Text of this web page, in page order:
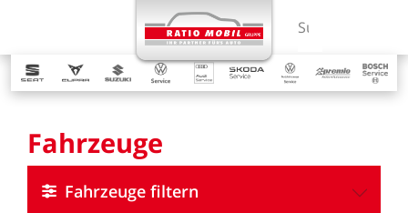
Suchbegriff
Fahrzeuge
Fahrzeuge filtern